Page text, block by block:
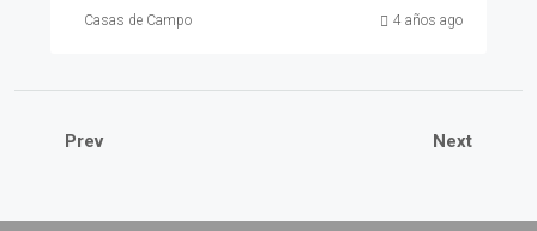
Casas de Campo 4 años ago
Prev Next